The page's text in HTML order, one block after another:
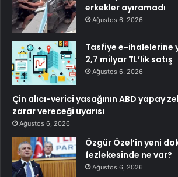
erkekler ayıramadı
Ağustos 6, 2026
Tasfiye e-ihalelerine
2,7 milyar TL’lik satış
Ağustos 6, 2026
Çin alıcı-verici yasağının ABD yapay
zarar vereceği uyarısı
Ağustos 6, 2026
Özgür Özel’in yeni
fezlekesinde ne var?
Ağustos 6, 2026